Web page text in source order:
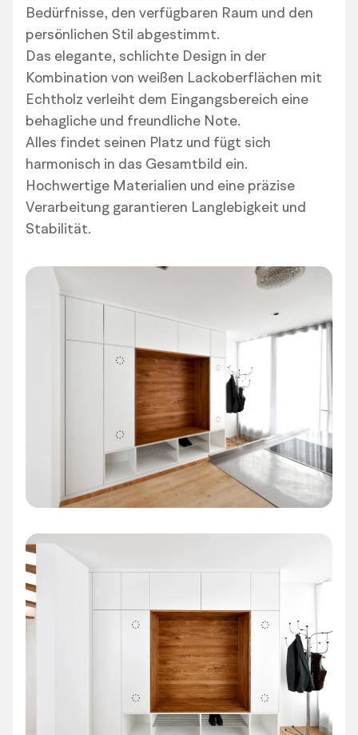
Bedürfnisse, den verfügbaren Raum und den
persönlichen Stil abgestimmt.
Das elegante, schlichte Design in der
Kombination von weißen Lackoberflächen mit
Echtholz verleiht dem Eingangsbereich eine
behagliche und freundliche Note.
Alles findet seinen Platz und fügt sich
harmonisch in das Gesamtbild ein.
Hochwertige Materialien und eine präzise
Verarbeitung garantieren Langlebigkeit und
Stabilität.